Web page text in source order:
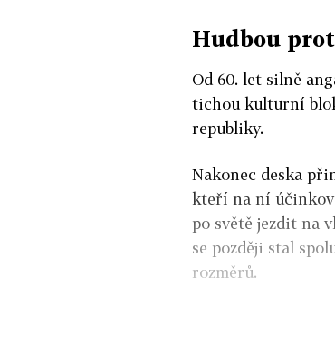
Hudbou
Od 60. let silně
tichou kulturní
republiky.
Nakonec deska
kteří na ní
po světě jezdit na
se později stal
rozměrů.